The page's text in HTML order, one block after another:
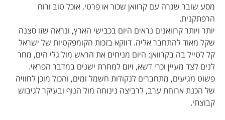
מסע שובר שגרה עם קרוואן שכור או פרטי, אוכל טוב ורוח
הרפתקנית.
יותר ויותר קרוואנים נראים היום בכבישי הארץ, ונראה שזו סצנה
שקל מאוד להתחבר אליה. דווקא בזכות הקומפקטיות של ישראל
קל לטייל בה בקרוואן: היום מניחים את הראש מול גלי הים, מחר
לנים לצד מעיין וכרי דשא, ויום למחרת ישנים במדבר הפראי.
פשוט מגיעים, מתחברים לנקודות חשמל ומים, והכול מוכן לחוויה
של הכנת ארוחת ערב, לרביצה נינוחה מול הנוף ובעיקר לגיבוש
קבוצתי.